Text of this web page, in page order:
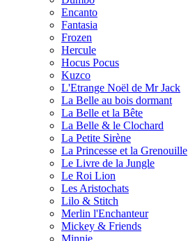
Encanto
Fantasia
Frozen
Hercule
Hocus Pocus
Kuzco
L'Etrange Noël de Mr Jack
La Belle au bois dormant
La Belle et la Bête
La Belle & le Clochard
La Petite Sirène
La Princesse et la Grenouille
Le Livre de la Jungle
Le Roi Lion
Les Aristochats
Lilo & Stitch
Merlin l'Enchanteur
Mickey & Friends
Minnie